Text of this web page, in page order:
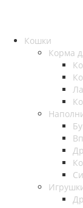
Кошки
Корма